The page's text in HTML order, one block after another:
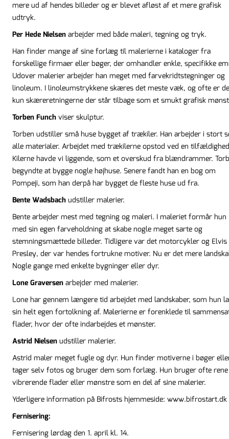
mere ud af hendes billeder og er blevet afløst af et mere grafisk
udtryk.
Per Hede Nielsen arbejder med både maleri, tegning og tryk.
Han finder mange af sine forlæg til malerierne i kataloger fra
forskellige firmaer eller bøger, der omhandler enkle, specifikke
Udover malerier arbejder han meget med farvekridtstegninger og
linoleum. I linoleumstrykkene skæres det meste væk, og ofte er
kun skæreretningerne der står tilbage som et smukt grafisk
Torben Funch viser skulptur.
Torben udstiller små huse bygget af trækiler. Han arbejder i stort
alle materialer. Arbejdet med trækilerne opstod ved en
Kilerne havde vi liggende, som et overskud fra blændrammer.
begyndte at bygge nogle højhuse. Senere fandt han en bog om
Pompeji, som han derpå har bygget de fleste huse ud fra.
Bente Wadsbach udstiller malerier.
Bente arbejder mest med tegning og maleri. I maleriet formår hun
med sin egen farveholdning at skabe nogle meget sarte og
stemningsmættede billeder. Tidligere var det motorcykler og Elvis
Presley, der var hendes fortrukne motiver. Nu er det mere
Nogle gange med enkelte bygninger eller dyr.
Lone Graversen arbejder med malerier.
Lone har gennem længere tid arbejdet med landskaber, som hun
sin helt egen fortolkning af. Malerierne er forenklede til
flader, hvor der ofte indarbejdes et mønster.
Astrid Nielsen udstiller malerier.
Astrid maler meget fugle og dyr. Hun finder motiverne i bøger
tager selv fotos og bruger dem som forlæg. Hun bruger ofte rene
vibrerende flader eller mønstre som en del af sine malerier.
Yderligere information på Bifrosts hjemmeside: www.bifrostart.dk
Fernisering:
Fernisering lørdag den 1. april kl. 14.